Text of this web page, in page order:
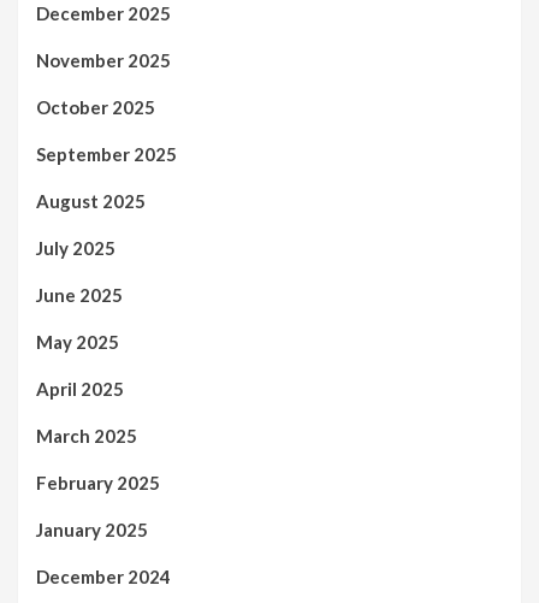
December 2025
November 2025
October 2025
September 2025
August 2025
July 2025
June 2025
May 2025
April 2025
March 2025
February 2025
January 2025
December 2024